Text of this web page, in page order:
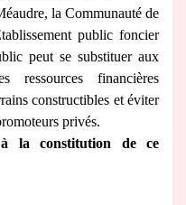
la Communauté de
public foncier
peut se substituer aux
ressources financières
constructibles et éviter
privés.
la constitution de ce